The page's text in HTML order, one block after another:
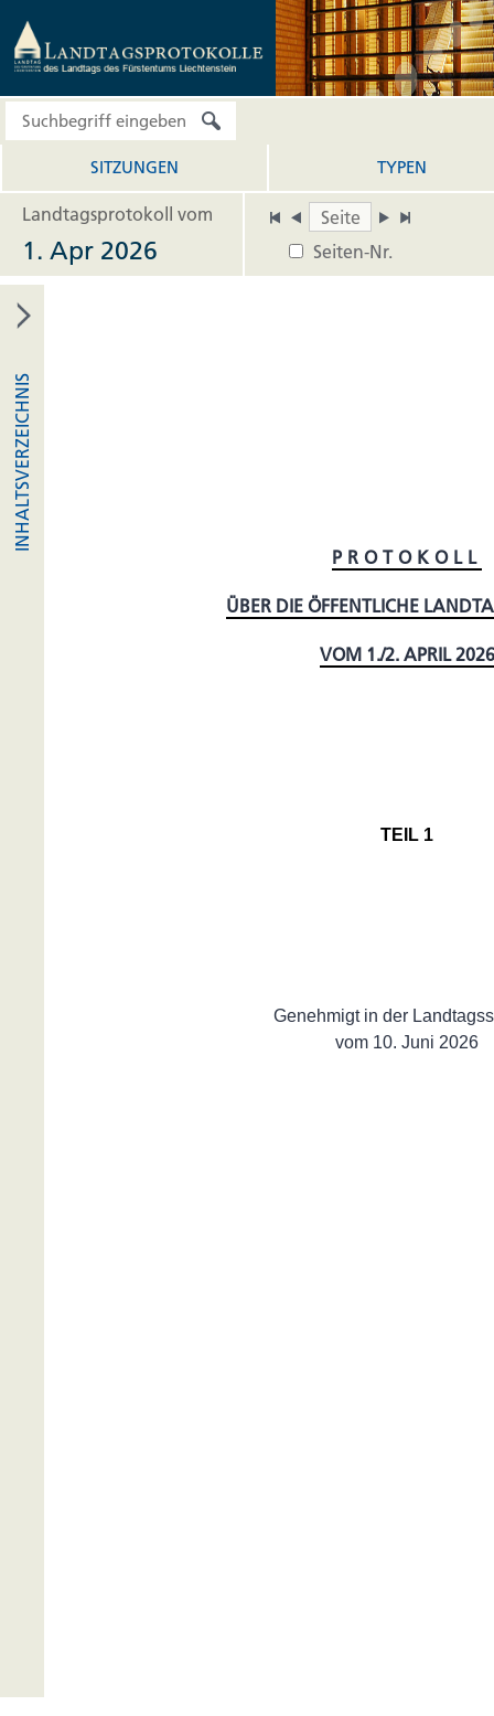
SITZUNGEN TYPEN
Landtagsprotokoll vom
Seiten-Nr.
1. Apr 2026
INHALTSVERZEICHNIS
PROTOKOLL
ÜBER DIE ÖFFENTLICHE
VOM 1./2. APRIL 2026
TEIL 1
Genehmigt in der
vom 10. Juni 2026